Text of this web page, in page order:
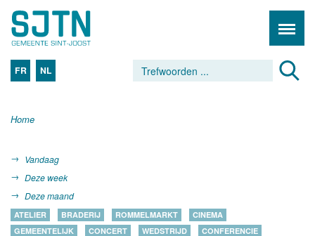
FR NL
Home
Vandaag
Deze week
Deze maand
ATELIER BRADERIJ ROMMELMARKT
CINEMA
GEMEENTELIJK
CONCERT WEDSTRIJD
CONFERENCIE